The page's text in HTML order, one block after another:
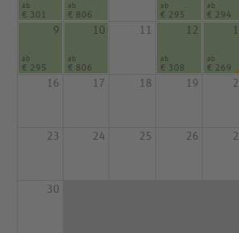
ab
€ 301
ab
€ 806
ab
€ 295
ab
€ 294
9
ab
€ 295
10
ab
€ 806
11 12
ab
€ 308
ab
€ 269
16 17 18 19
23 24 25 26
30